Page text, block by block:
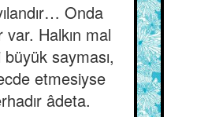
Onda
var. Halkın mal
sayması,
etmesiyse
âdeta.